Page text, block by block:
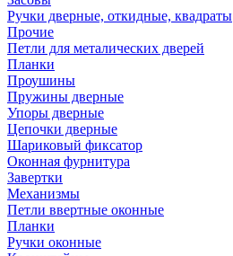
Ручки дверные, откидные, квадраты
Прочие
Петли для металических дверей
Планки
Проушины
Пружины дверные
Упоры дверные
Цепочки дверные
Шариковый фиксатор
Оконная фурнитура
Завертки
Механизмы
Петли ввертные оконные
Планки
Ручки оконные